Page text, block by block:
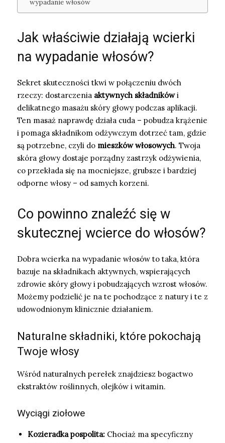
wypadanie włosów
Jak właściwie działają wcierki
na wypadanie włosów?
Sekret skuteczności tkwi w połączeniu dwóch
rzeczy: dostarczenia aktywnych składnikówi
delikatnego masażu skóry głowy podczas aplikacji.
Ten masaż naprawdę działa cuda – pobudza krążenie
i pomaga składnikom odżywczym dotrzeć tam, gdzie
są potrzebne, czyli do mieszków włosowych. Twoja
skóra głowy dostaje porządny zastrzyk odżywienia,
co przekłada się na mocniejsze, grubsze i bardziej
odporne włosy – od samych korzeni.
Co powinno znaleźć się w
skutecznej wcierce do włosów?
Dobra wcierka na wypadanie włosów to taka, która
bazuje na składnikach aktywnych, wspierających
zdrowie skóry głowy i pobudzających wzrost włosów.
Możemy podzielić je na te pochodzące z natury i te z
udowodnionym klinicznie działaniem.
Naturalne składniki, które pokochają
Twoje włosy
Wśród naturalnych perełek znajdziesz bogactwo
ekstraktów roślinnych, olejków i witamin.
Wyciągi ziołowe
Kozieradka pospolita: Chociaż ma specyficzny